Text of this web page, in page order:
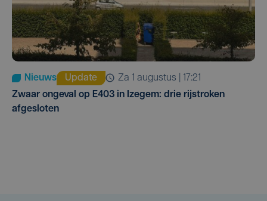
Nieuws Update
za 1 augustus | 17:21
Zwaar ongeval op E403 in Izegem: drie rijstroken
afgesloten